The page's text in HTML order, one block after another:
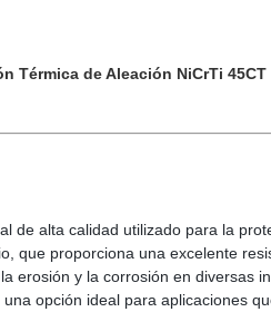
Térmica de Aleación NiCrTi
de alta calidad utilizado para la
que proporciona una excelente
erosión y la corrosión en diversas
opción ideal para aplicaciones